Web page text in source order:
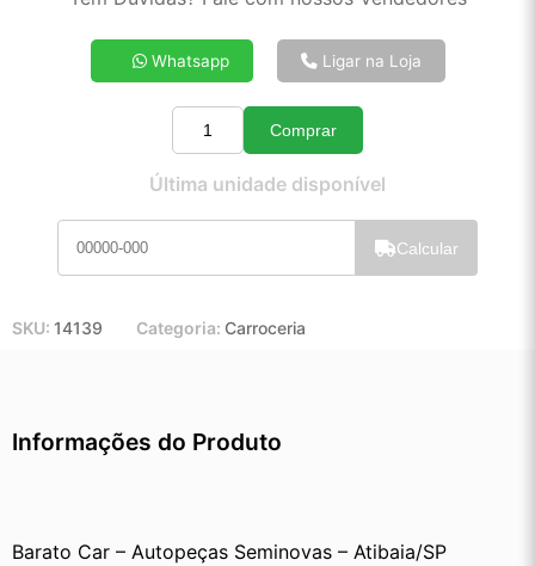
4x de R$ 16,04
5x de R$ 12,92
10x de R$ 6,68
11x de R$ 6,14
Whatsapp Ligar na Loja
Quantidade
Comprar
Última unidade disponível
Calcular
SKU: 14139 Categoria: Carroceria
Informações do Produto
Barato Car – Autopeças Seminovas – Atibaia/SP